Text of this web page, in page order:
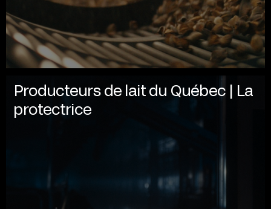
Producteurs de lait du Québec | La
protectrice